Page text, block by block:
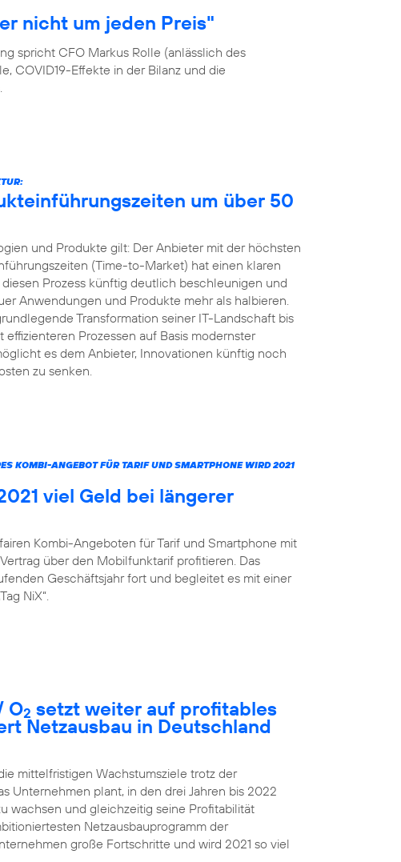
nicht um jeden Preis"
spricht CFO Markus Rolle (anlässlich des
COVID19-Effekte in der Bilanz und die
um über 50
und Produkte gilt: Der Anbieter mit der höchsten
(Time-to-Market) hat einen klaren
Prozess künftig deutlich beschleunigen und
Anwendungen und Produkte mehr als halbieren.
Transformation seiner IT-Landschaft bis
Prozessen auf Basis modernster
es dem Anbieter, Innovationen künftig noch
zu senken.
KOMBI-ANGEBOT FÜR TARIF UND SMARTPHONE WIRD 2021
viel Geld bei längerer
Kombi-Angeboten für Tarif und Smartphone mit
über den Mobilfunktarif profitieren. Das
Geschäftsjahr fort und begleitet es mit einer
NiX“.
O2 setzt weiter auf profitables
Netzausbau in Deutschland
mittelfristigen Wachstumsziele trotz der
Unternehmen plant, in den drei Jahren bis 2022
wachsen und gleichzeitig seine Profitabilität
Netzausbauprogramm der
große Fortschritte und wird 2021 so viel